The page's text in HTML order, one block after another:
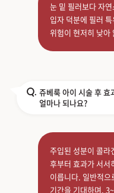
눈 밑 필러보다 자
입자 덕분에 필러
위험이 현저히 낮아
Q. 쥬베룩 아이 시술 후
얼마나 되나요?
주입된 성분이 콜라
후부터 효과가 서서
이릅니다. 일반적
기간을 기대하며,